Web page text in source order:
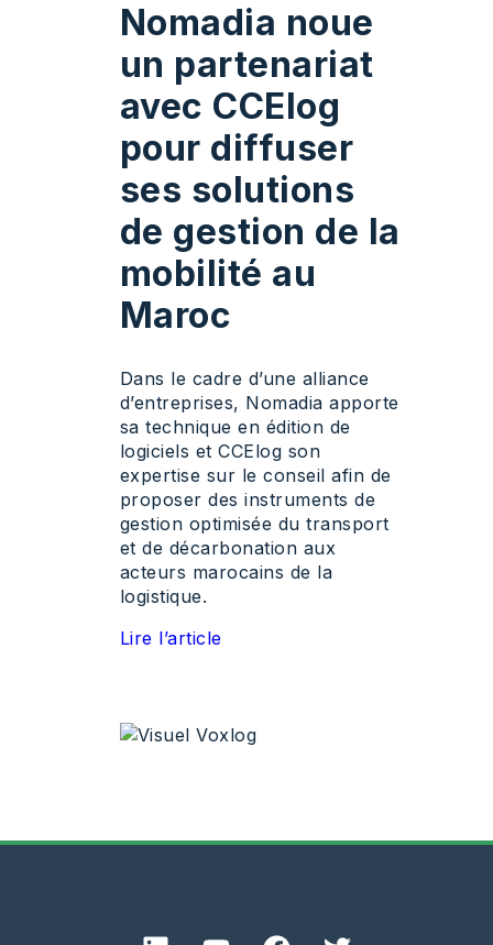
Nomadia noue
un partenariat
avec CCElog
pour diffuser
ses solutions
de gestion de la
mobilité au
Maroc
Dans le cadre d’une alliance
d’entreprises, Nomadia apporte
sa technique en édition de
logiciels et CCElog son
expertise sur le conseil afin de
proposer des instruments de
gestion optimisée du transport
et de décarbonation aux
acteurs marocains de la
logistique.
Lire l’article